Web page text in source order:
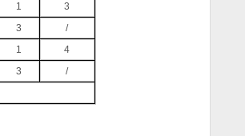
1
3
3
/
1
4
3
/